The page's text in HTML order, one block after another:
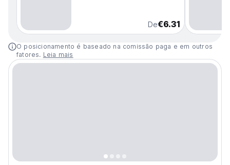
De€6.31
O posicionamento é baseado na comissão paga e em outros
fatores. Leia mais